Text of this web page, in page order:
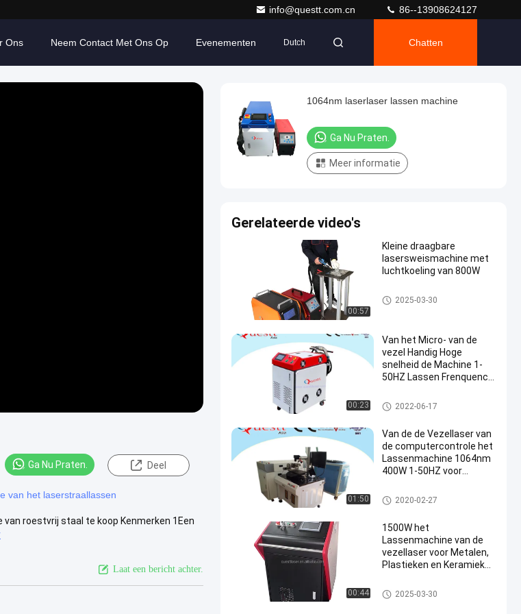
info@questt.com.cn 86--13908624127
Ons Neem Contact Met Ons Op Evenementen Dutch Chatten
Ga Nu Praten. Deel
van het laserstraallassen
roestvrij staal te koop Kenmerken 1Een
Laat een bericht achter.
1064nm laserlaser lassen machine
Ga Nu Praten.
Meer informatie
Gerelateerde video's
00:57
Kleine draagbare
lasersweismachine met
luchtkoeling van 800W
het lassenmachine van de vez
ellaser
2025-03-30
00:23
Van het Micro- van de
vezel Handig Hoge
snelheid de Machine 1-
50HZ Lassen Frenquency
het lassenmachine van de vez
ellaser
2022-06-17
01:50
Van de de Vezellaser van
de computercontrole het
Lassenmachine 1064nm
400W 1-50HZ voor
het lassenmachine van de vez
ellaser
2020-02-27
00:44
1500W het
Lassenmachine van de
vezellaser voor Metalen,
Plastieken en Keramiek
het lassenmachine van de vez
ellaser
2025-03-30